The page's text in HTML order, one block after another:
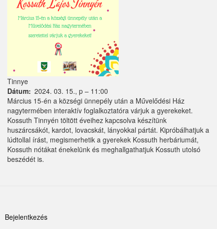
Káva
Kemence
Kisnémedi
Kisoroszi
Kóka
Kőröstetétlen
Kosd
Kóspallag
Majosháza
Tinnye
Dátum 2024. 03. 15., p – 11:00
Március 15-én a községi ünnepély után a Művelődési Ház
nagytermében interaktív foglalkoztatóra várjuk a gyerekeket.
Kossuth Tinnyén töltött éveihez kapcsolva készítünk
huszárcsákót, kardot, lovacskát, lányokkal pártát. Kipróbálhatjuk a
lúdtollal írást, megismerhetik a gyerekek Kossuth herbáriumát,
Kossuth nótákat énekelünk és meghallgathatjuk Kossuth utolsó
beszédét is.
Felhasználói
Bejelentkezés